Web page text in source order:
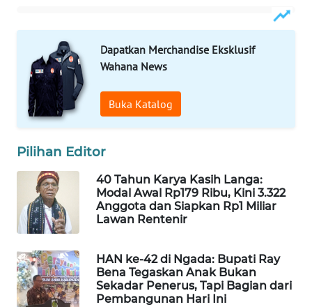
Dapatkan Merchandise Eksklusif
Wahana News
Buka Katalog
Pilihan Editor
40 Tahun Karya Kasih Langa:
Modal Awal Rp179 Ribu, Kini 3.322
Anggota dan Siapkan Rp1 Miliar
Lawan Rentenir
HAN ke-42 di Ngada: Bupati Ray
Bena Tegaskan Anak Bukan
Sekadar Penerus, Tapi Bagian dari
Pembangunan Hari Ini
WAHANA
OTOMOTIF
WAHANA
HEALTH
DESA
WISATA
LAPAK
Wahana
Network